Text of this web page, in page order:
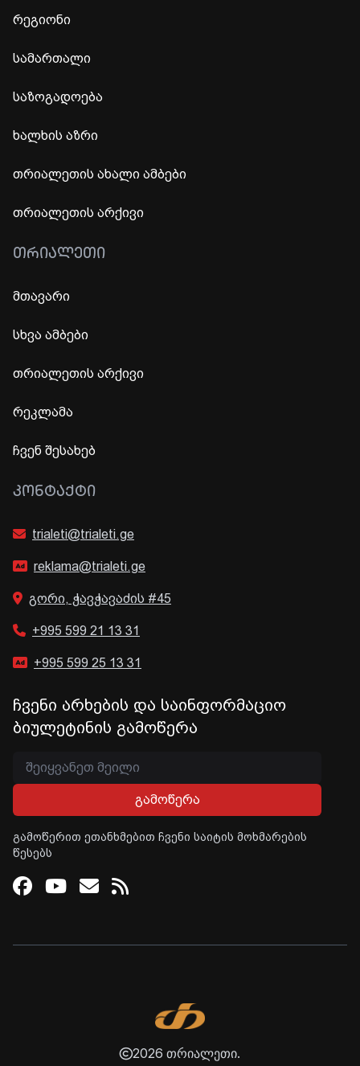
რეგიონი
სამართალი
საზოგადოება
ხალხის აზრი
თრიალეთის ახალი ამბები
თრიალეთის არქივი
ᲗᲠᲘᲐᲚᲔᲗᲘ
მთავარი
სხვა ამბები
თრიალეთის არქივი
რეკლამა
ჩვენ შესახებ
ᲙᲝᲜᲢᲐᲥᲢᲘ
trialeti@trialeti.ge
reklama@trialeti.ge
გორი, ჭავჭავაძის #45
+995 599 21 13 31
+995 599 25 13 31
ჩვენი არხების და საინფორმაციო
ბიულეტინის გამოწერა
გამოწერა
გამოწერით ეთანხმებით ჩვენი საიტის მოხმარების
წესებს
Facebook
Youtube
Email
RSS
2026 თრიალეთი.